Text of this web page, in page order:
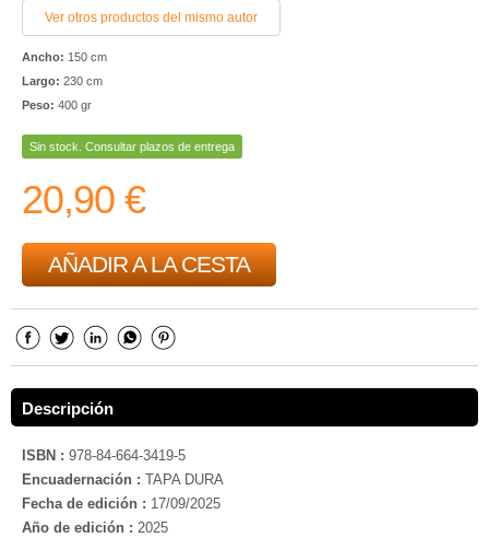
Ver otros productos del mismo autor
Ancho: 150 cm
Largo: 230 cm
Peso: 400 gr
Sin stock. Consultar plazos de entrega
20,90 €
AÑADIR A LA CESTA
Descripción
ISBN : 978-84-664-3419-5
Encuadernación : TAPA DURA
Fecha de edición : 17/09/2025
Año de edición : 2025